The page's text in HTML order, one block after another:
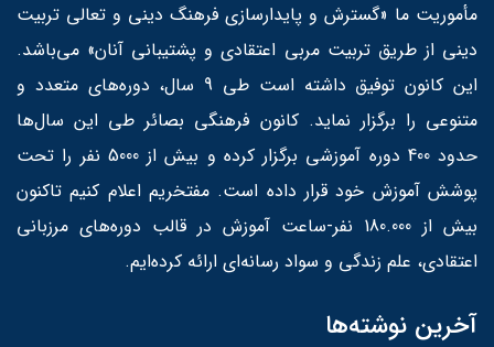
مأموریت ما «گسترش و پایدارسازی فرهنگ دینی و تعالی تربیت
دینی از طریق تربیت مربی اعتقادی و پشتیبانی آنان» می‌باشد.
این کانون توفیق داشته است طی 9 سال، دوره‌های متعدد و
متنوعی را برگزار نماید. کانون فرهنگی بصائر طی این سال‌ها
حدود 400 دوره آموزشی برگزار کرده و بیش از 5000 نفر را تحت
پوشش آموزش خود قرار داده است. مفتخریم اعلام کنیم تاکنون
بیش از 180.000 نفر-ساعت آموزش در قالب دوره‌های مرزبانی
اعتقادی، علم زندگی و سواد رسانه‌ای ارائه کرده‌ایم.
آخرین نوشته‌ها